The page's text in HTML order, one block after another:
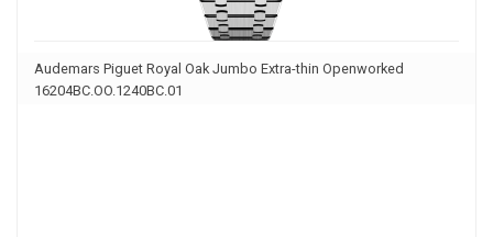
Audemars Piguet Royal Oak Jumbo Extra-thin Openworked
16204BC.OO.1240BC.01